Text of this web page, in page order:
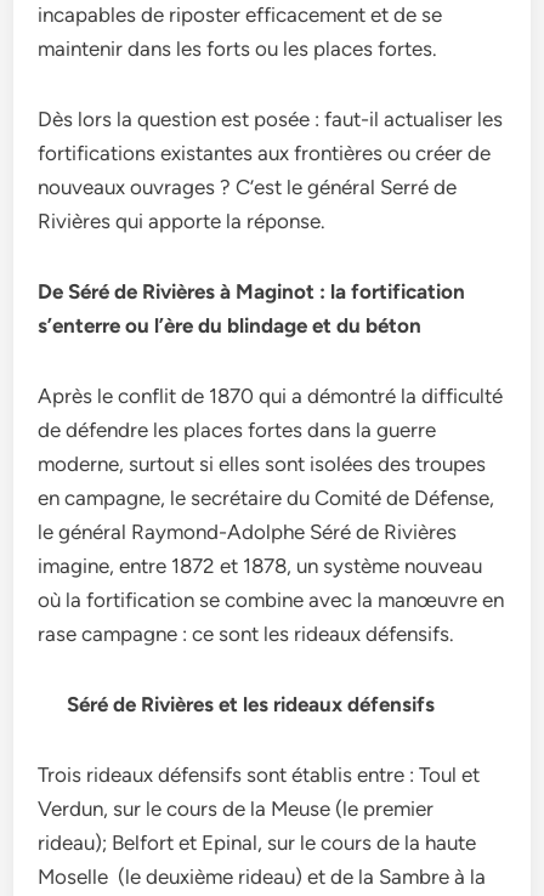
incapables de riposter efficacement et de se
maintenir dans les forts ou les places fortes.
Dès lors la question est posée : faut-il actualiser les
fortifications existantes aux frontières ou créer de
nouveaux ouvrages ? C’est le général Serré de
Rivières qui apporte la réponse.
De Séré de Rivières à Maginot : la fortification
s’enterre ou l’ère du blindage et du béton
Après le conflit de 1870 qui a démontré la difficulté
de défendre les places fortes dans la guerre
moderne, surtout si elles sont isolées des troupes
en campagne, le secrétaire du Comité de Défense,
le général Raymond-Adolphe Séré de Rivières
imagine, entre 1872 et 1878, un système nouveau
où la fortification se combine avec la manœuvre en
rase campagne : ce sont les rideaux défensifs.
Séré de Rivières et les rideaux défensifs
Trois rideaux défensifs sont établis entre : Toul et
Verdun, sur le cours de la Meuse (le premier
rideau); Belfort et Epinal, sur le cours de la haute
Moselle (le deuxième rideau) et de la Sambre à la